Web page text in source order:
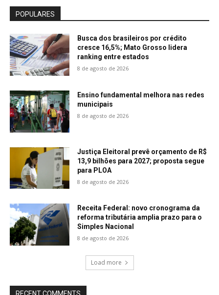
POPULARES
Busca dos brasileiros por crédito
cresce 16,5%; Mato Grosso lidera
ranking entre estados
8 de agosto de 2026
Ensino fundamental melhora nas redes
municipais
8 de agosto de 2026
Justiça Eleitoral prevê orçamento de R$
13,9 bilhões para 2027; proposta segue
para PLOA
8 de agosto de 2026
Receita Federal: novo cronograma da
reforma tributária amplia prazo para o
Simples Nacional
8 de agosto de 2026
Load more